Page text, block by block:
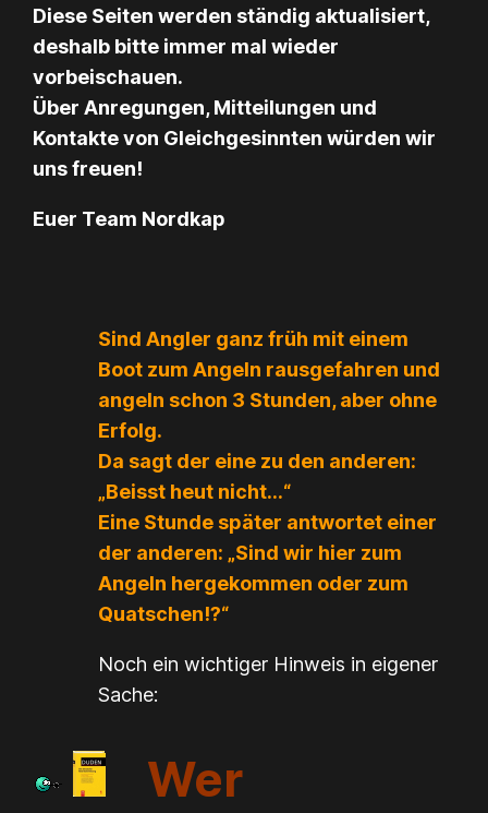
Diese Seiten werden ständig aktualisiert,
deshalb bitte immer mal wieder
vorbeischauen.
Über Anregungen, Mitteilungen und
Kontakte von Gleichgesinnten würden wir
uns freuen!
Euer Team Nordkap
Sind Angler ganz früh mit einem
Boot zum Angeln rausgefahren und
angeln schon 3 Stunden, aber ohne
Erfolg.
Da sagt der eine zu den anderen:
„Beisst heut nicht…“
Eine Stunde später antwortet einer
der anderen: „Sind wir hier zum
Angeln hergekommen oder zum
Quatschen!?“
Noch ein wichtiger Hinweis in eigener
Sache:
Wer